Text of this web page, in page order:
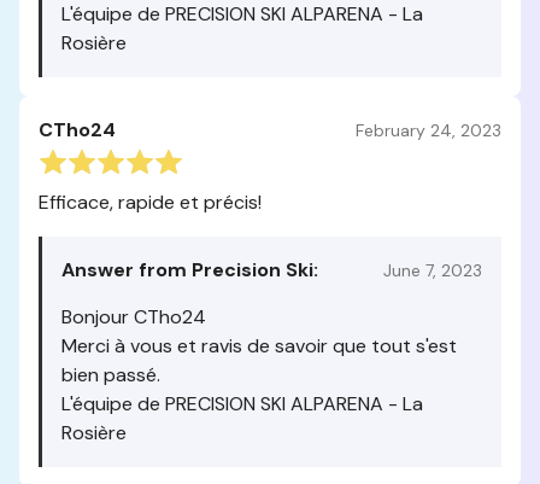
L'équipe de PRECISION SKI ALPARENA - La
Rosière
CTho24 February 24, 2023
Efficace, rapide et précis!
Answer from Precision Ski: June 7, 2023
Bonjour CTho24
Merci à vous et ravis de savoir que tout s'est
bien passé.
L'équipe de PRECISION SKI ALPARENA - La
Rosière